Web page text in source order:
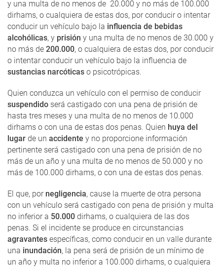
y una multa de no menos de 20.000 y no más de 100.000
dirhams, o cualquiera de estas dos, por conducir o intentar
conducir un vehículo bajo la influencia de bebidas
alcohólicas, y prisión y una multa de no menos de 30.000 y
no más de 200.000, o cualquiera de estas dos, por conducir
o intentar conducir un vehículo bajo la influencia de
sustancias narcóticas o psicotrópicas.
Quien conduzca un vehículo con el permiso de conducir
suspendido será castigado con una pena de prisión de
hasta tres meses y una multa de no menos de 10.000
dirhams o con una de estas dos penas. Quien huya del
lugar de un accidente y no proporcione información
pertinente será castigado con una pena de prisión de no
más de un año y una multa de no menos de 50.000 y no
más de 100.000 dirhams, o con una de estas dos penas.
El que, por negligencia, cause la muerte de otra persona
con un vehículo será castigado con pena de prisión y multa
no inferior a 50.000 dirhams, o cualquiera de las dos
penas. Si el incidente se produce en circunstancias
agravantes específicas, como conducir en un valle durante
una inundación, la pena será de prisión de un mínimo de
un año y multa no inferior a 100.000 dirhams, o cualquiera